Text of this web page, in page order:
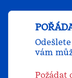
vám
Požádat